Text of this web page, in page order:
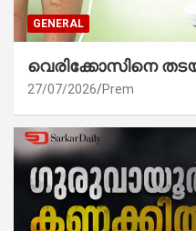
GENERAL
വെരിക്കോസിനെ
27/07/2026 Prem